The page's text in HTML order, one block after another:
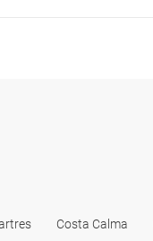
Costa Calma